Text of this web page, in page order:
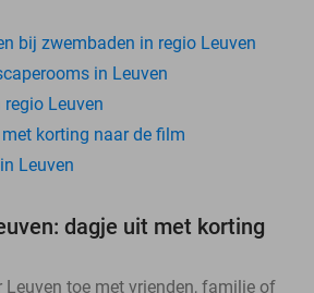
bij zwembaden in regio Leuven
in Leuven
Leuven
korting naar de film
Leuven
dagje uit met korting
Leuven toe met vrienden, familie of